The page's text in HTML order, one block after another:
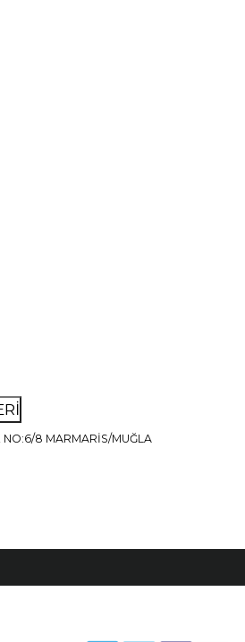
8 MARMARİS/MUĞLA